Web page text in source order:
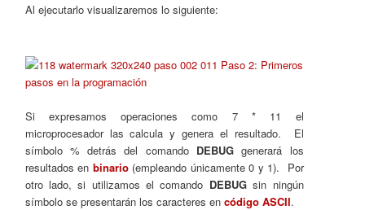
Al ejecutarlo visualizaremos lo siguiente:
Si expresamos operaciones como 7 * 11 el
microprocesador las calcula y genera el resultado. El
símbolo % detrás del comando DEBUG generará los
resultados en binario (empleando únicamente 0 y 1). Por
otro lado, si utilizamos el comando DEBUGsin ningún
símbolo se presentarán los caracteres en código ASCII.